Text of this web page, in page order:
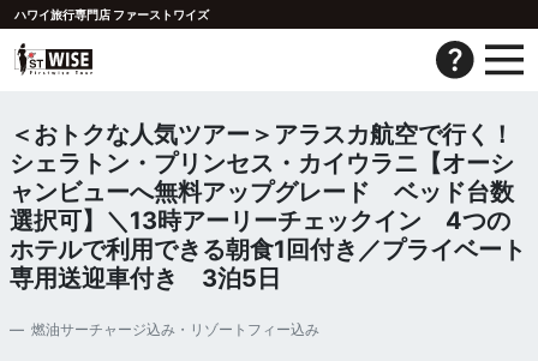
ハワイ旅行専門店 ファーストワイズ
＜おトクな人気ツアー＞アラスカ航空で行く！
シェラトン・プリンセス・カイウラニ【オーシ
ャンビューへ無料アップグレード ベッド台数
選択可】＼13時アーリーチェックイン 4つの
ホテルで利用できる朝食1回付き／プライベート
専用送迎車付き 3泊5日
燃油サーチャージ込み・リゾートフィー込み